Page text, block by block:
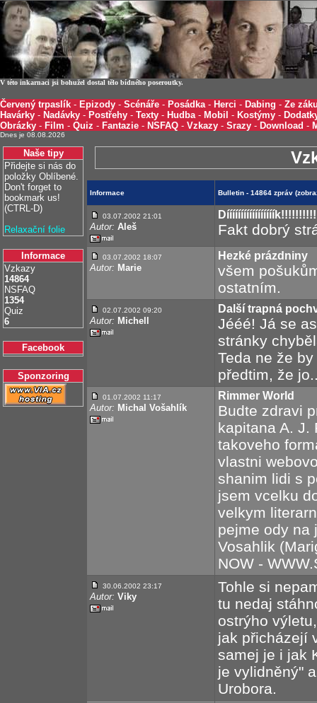
V této inkarnaci jsi bohužel dostal tělo bídného poseroutky.
Červený trpaslík - Epizody - Scénáře - Posádka- Herci - Dabing - Ze
Havárky - Nadávky - Postřehy - Texty - Hudba- Mobil - Kostýmy -
Obrázky - Film - Quiz - Fantazie - NSFAQ - Vzkazy - Srazy - Download -
Dnes je 08.08.2026
Naše tipy
Přidejte si nás do
položky Oblíbené.
Don't forget to
bookmark us!
(CTRL-D)
Relaxační folie
Informace
Vzkazy
14864
NSFAQ
1354
Quiz
6
Facebook
Sponzoring
Informace Bulletin - 14864 zpráv
03.07.2002 21:01
Autor: Aleš Fakt dobrý
03.07.2002 18:07
Autor: Marie
Hezké prázdniny
všem
ostatním.
02.07.2002 09:20
Autor: Michell
Další trapná
Jééé! Já se
stránky
Teda ne že
předtim, že
01.07.2002 11:17
Autor: Michal Vošahlík
Rimmer World
Budte zdravi
kapitana A. J.
takoveho
vlastni
shanim lidi s
jsem vcelku
velkym
pejme ody na
Vosahlik
NOW -
30.06.2002 23:17
Autor: Viky
Tohle si
tu nedaj
ostrýho
jak přicházejí
samej je i jak
je vylidněný"
Urobora.